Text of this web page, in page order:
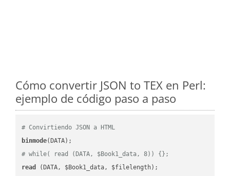
Cómo convertir JSON to TEX en Perl:
ejemplo de código paso a paso
# Convirtiendo JSON a HTML
binmode
# while( read (DATA, $Book1_data, 8)) {};
read